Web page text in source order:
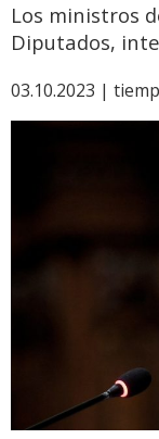
Los ministros
Diputados,
03.10.2023 |